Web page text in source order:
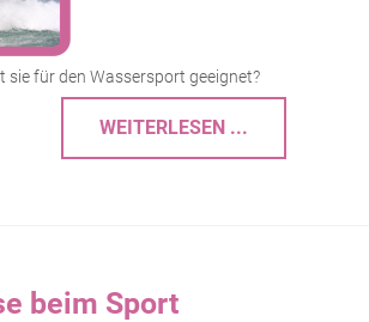
für den Wassersport geeignet?
WEITERLESEN ...
beim Sport